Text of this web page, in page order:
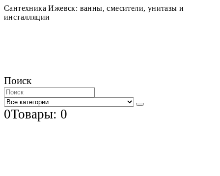
Сантехника Ижевск: ванны, смесители, унитазы и
инсталляции
Поиск
0Товары: 0